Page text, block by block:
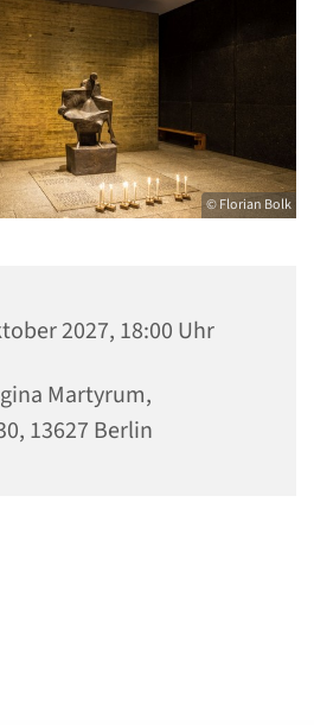
© Florian Bolk
2027, 18:00 Uhr
Martyrum,
13627 Berlin